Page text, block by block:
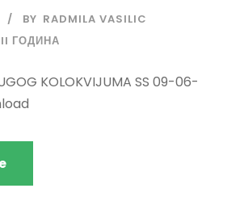
BY RADMILA VASILIC
ГОДИНА
KOLOKVIJUMA SS 09-06-